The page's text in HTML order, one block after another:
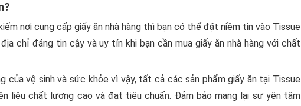
nơi cung cấp giấy ăn nhà hàng thì bạn có thể đặt niềm tin vào Tissue
chỉ đáng tin cậy và uy tín khi bạn cần mua giấy ăn nhà hàng với chất
của vệ sinh và sức khỏe vì vậy, tất cả các sản phẩm giấy ăn tại Tissue
liệu chất lượng cao và đạt tiêu chuẩn. Đảm bảo mang lại sự yên tâm